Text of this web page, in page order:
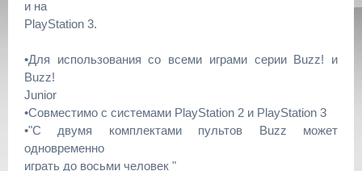
и на
PlayStation 3.
•Для использования со всеми играми серии Buzz! и
Buzz!
Junior
•Совместимо с системами PlayStation 2 и PlayStation 3
•"С двумя комплектами пультов Buzz может
одновременно
играть до восьми человек "